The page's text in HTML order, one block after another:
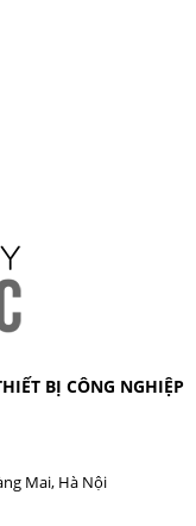
BỊ CÔNG NGHIỆP
Mai, Hà Nội